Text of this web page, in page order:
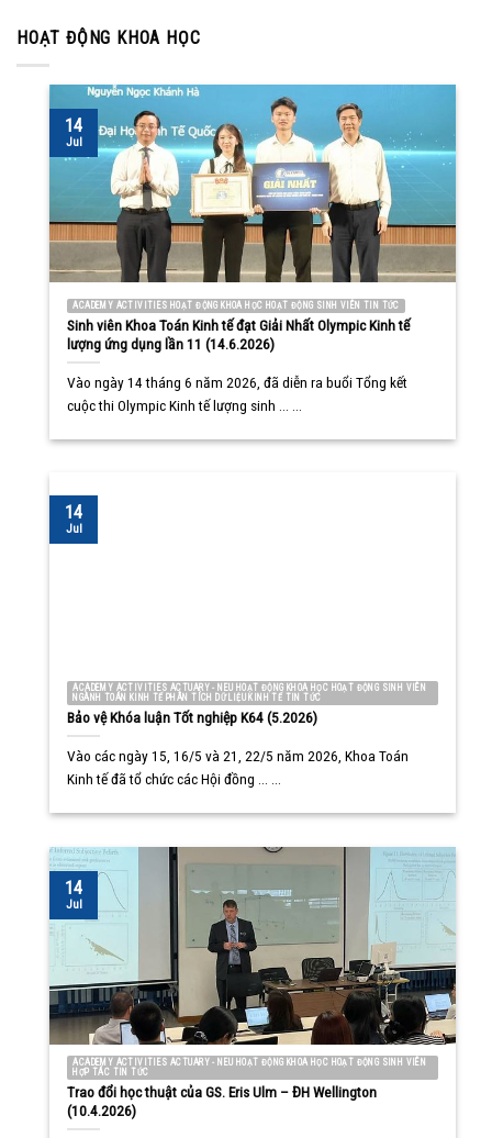
HOẠT ĐỘNG KHOA HỌC
ACADEMY ACTIVITIES HOẠT ĐỘNG KHOA HỌC HOẠT ĐỘNG SINH VIÊN TIN TỨC
Sinh viên Khoa Toán Kinh tế đạt Giải Nhất Olympic Kinh tế
lượng ứng dụng lần 11 (14.6.2026)
Vào ngày 14 tháng 6 năm 2026, đã diễn ra buổi Tổng kết
cuộc thi Olympic Kinh tế lượng sinh ... ...
14
Jul
ACADEMY ACTIVITIES ACTUARY - NEU HOẠT ĐỘNG KHOA HỌC HOẠT ĐỘNG SINH VIÊN
NGÀNH TOÁN KINH TẾ PHÂN TÍCH DỮ LIỆU KINH TẾ TIN TỨC
Bảo vệ Khóa luận Tốt nghiệp K64 (5.2026)
Vào các ngày 15, 16/5 và 21, 22/5 năm 2026, Khoa Toán
Kinh tế đã tổ chức các Hội đồng ... ...
14
Jul
ACADEMY ACTIVITIES ACTUARY - NEU HOẠT ĐỘNG KHOA HỌC HOẠT ĐỘNG SINH VIÊN
HỢP TÁC TIN TỨC
Trao đổi học thuật của GS. Eris Ulm – ĐH Wellington
(10.4.2026)
14
Jul